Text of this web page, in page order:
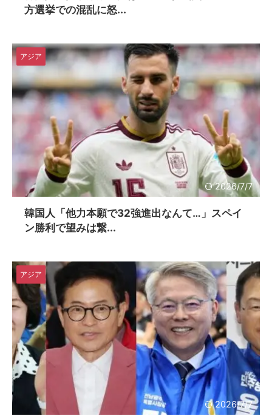
方選挙での混乱に怒...
2026/7/7
アジア
韓国人「他力本願で32強進出なんて…」スペイ
ン勝利で望みは繋...
2026/7/7
アジア